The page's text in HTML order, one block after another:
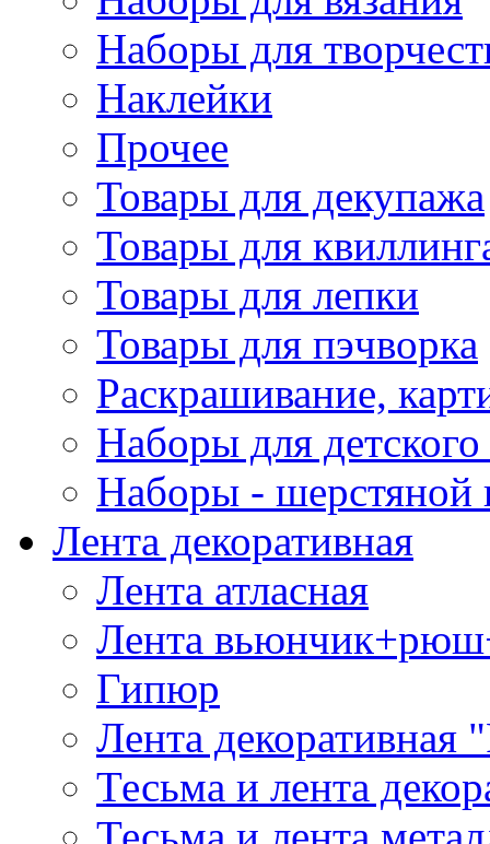
Наборы для
Наклейки
Прочее
Товары для декупажа
Товары для
Товары для лепки
Товары для пэчворка
Раскрашивание,
Наборы для
Наборы - шерстяной
Лента декоративная
Лента атласная
Лента
Гипюр
Лента декоративная
Тесьма и лента